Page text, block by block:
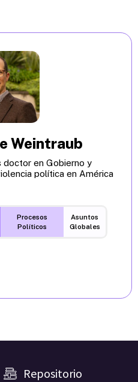
Weintraub
doctor en Gobierno y
política en América
Procesos
Políticos
Asuntos
Globales
Repositorio